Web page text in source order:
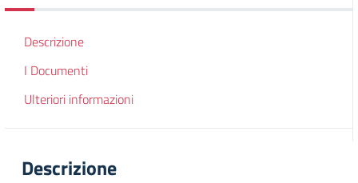
Descrizione
I Documenti
Ulteriori informazioni
Descrizione